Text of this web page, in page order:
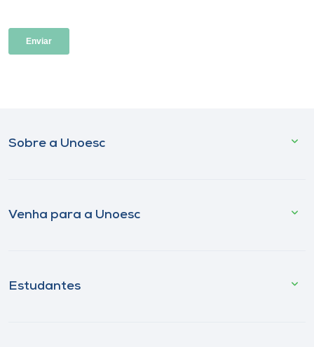
Sobre a Unoesc
Venha para a Unoesc
Estudantes